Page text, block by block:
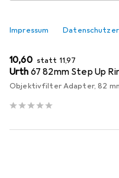
Impressum
EUR
10,60 statt EUR
11,97
Urth 67 82mm Step Up
Objektivfilter Adapter, 82